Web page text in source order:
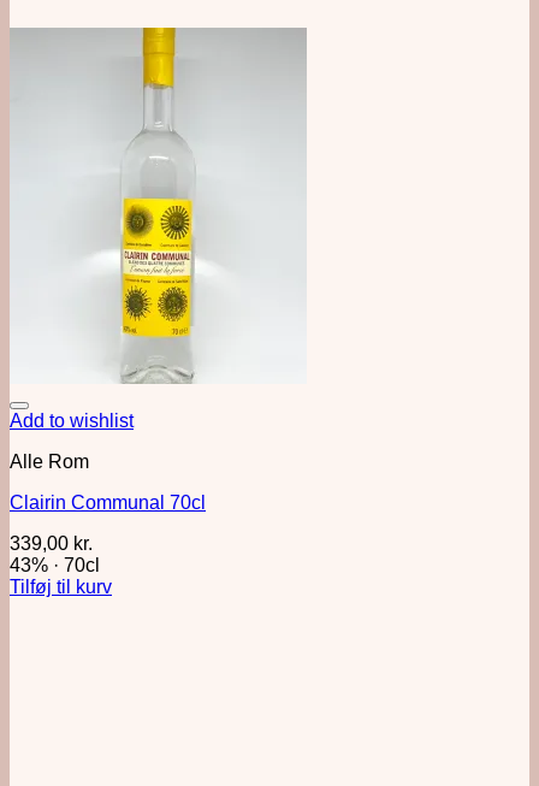
Add to wishlist
Alle Rom
Clairin Communal 70cl
339,00 kr.
43% · 70cl
Tilføj til kurv